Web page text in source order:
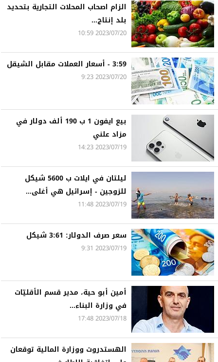
الزام اصحاب المحلات التجارية بتحديد
بلد إنتاج...
2023/07/20 10:59
3:59 - أسعار العملات مقابل الشيقل
2023/07/20 9:23
بيع ايفون 1 ب 190 ألف دولار في
مزاد علني
2023/07/19 14:23
ليلتان في ايلات ب 5600 شيكل
للزوجين - إسرائيل هي أغلى...
2023/07/19 11:48
سعر صرف الدولار: 3:61 شيكل
2023/07/19 9:31
أمين أبو حية، مدير قسم الأقليّات
في وزارة البناء...
2023/07/18 17:48
الهستدروت ووزارة المالية توقعان